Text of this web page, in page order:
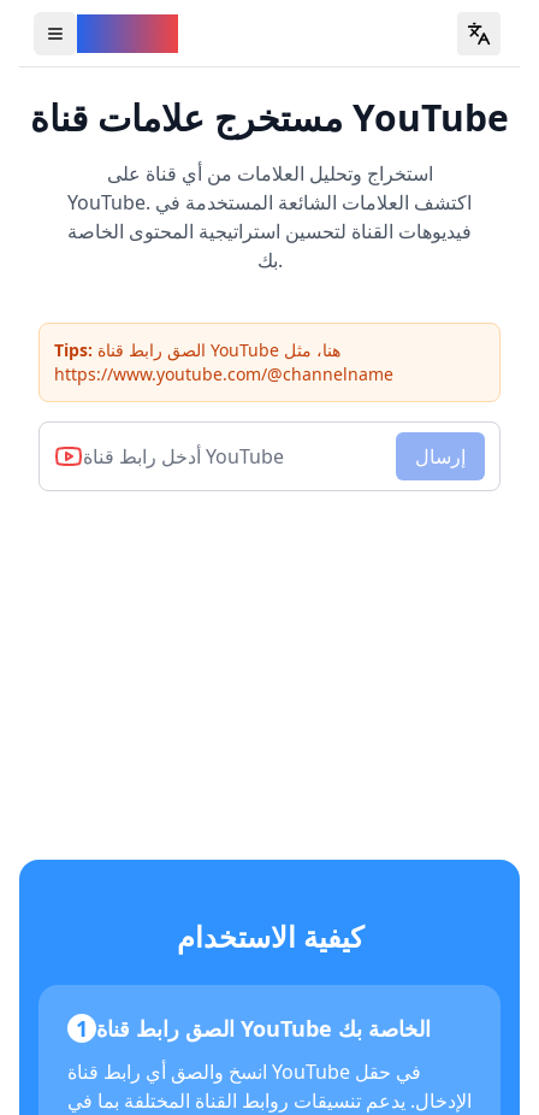
Open all YouTube tools
مستخرج علامات قناة YouTube
استخراج وتحليل العلامات من أي قناة على
YouTube. اكتشف العلامات الشائعة المستخدمة في
فيديوهات القناة لتحسين استراتيجية المحتوى الخاصة
بك.
Tips: الصق رابط قناة YouTube هنا، مثل
https://www.youtube.com/@channelname
إرسال
كيفية الاستخدام
1 الصق رابط قناة YouTube الخاصة بك
انسخ والصق أي رابط قناة YouTube في حقل
الإدخال. يدعم تنسيقات روابط القناة المختلفة بما في